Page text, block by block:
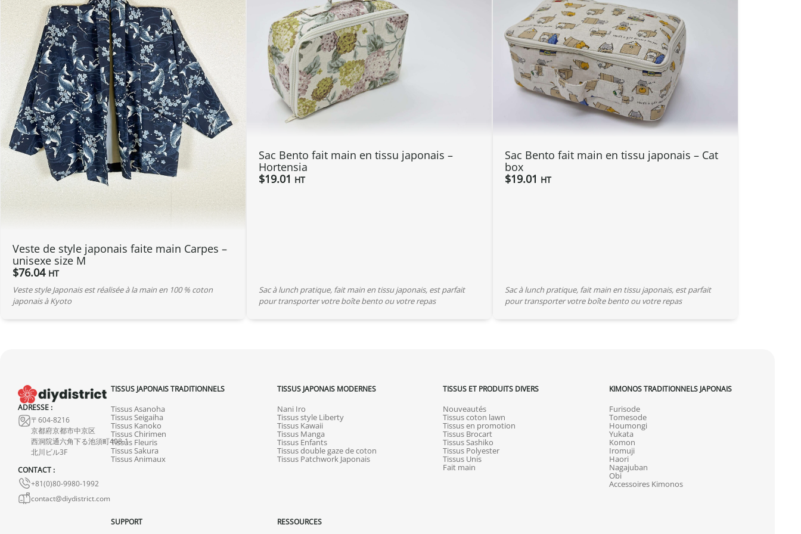
Veste de style japonais faite main Carpes –
unisexe size M
$76.04 HT
Veste style Japonais est réalisée à la main en 100 % coton
japonais à Kyoto
Sac Bento fait main en tissu japonais –
Hortensia
$19.01 HT
Sac à lunch pratique, fait main en tissu japonais, est parfait
pour transporter votre boîte bento ou votre repas
Sac Bento fait main en tissu japonais – Cat
box
$19.01 HT
Sac à lunch pratique, fait main en tissu japonais, est parfait
pour transporter votre boîte bento ou votre repas
ADRESSE :
〒604-8216
京都府京都市中京区
西洞院通六角下る池須町408-1
北川ビル3F
CONTACT :
+81(0)80-9980-1992
contact@diydistrict.com
TISSUS JAPONAIS TRADITIONNELS
Tissus Asanoha
Tissus Seigaiha
Tissus Kanoko
Tissus Chirimen
Tissus Fleuris
Tissus Sakura
Tissus Animaux
TISSUS JAPONAIS MODERNES
Nani Iro
Tissus style Liberty
Tissus Kawaii
Tissus Manga
Tissus Enfants
Tissus double gaze de coton
Tissus Patchwork Japonais
TISSUS ET PRODUITS DIVERS
Nouveautés
Tissus coton lawn
Tissus en promotion
Tissus Brocart
Tissus Sashiko
Tissus Polyester
Tissus Unis
Fait main
KIMONOS TRADITIONNELS JAPONAIS
Furisode
Tomesode
Houmongi
Yukata
Komon
Iromuji
Haori
Nagajuban
Obi
Accessoires Kimonos
SUPPORT RESSOURCES